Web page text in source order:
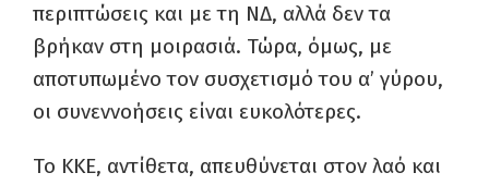
περιπτώσεις και με τη ΝΔ, αλλά δεν τα
βρήκαν στη μοιρασιά. Τώρα, όμως, με
αποτυπωμένο τον συσχετισμό του α’ γύρου,
οι συνεννοήσεις είναι ευκολότερες.
Το ΚΚΕ, αντίθετα, απευθύνεται στον λαό και